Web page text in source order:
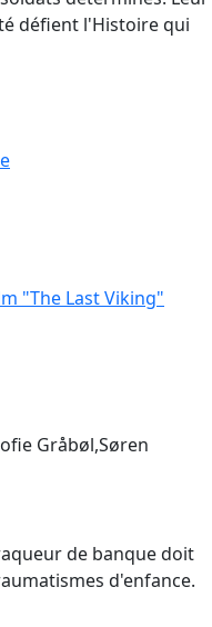
défient l'Histoire qui
"The Last Viking"
Gråbøl,Søren
de banque doit
d'enfance.